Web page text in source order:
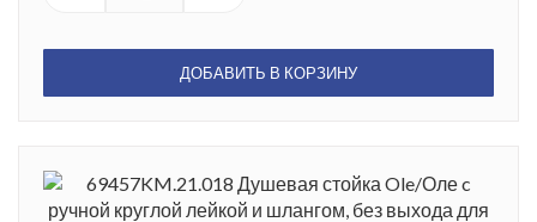
ДОБАВИТЬ В КОРЗИНУ